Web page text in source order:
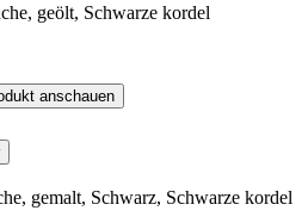
geölt, Schwarze kordel
anschauen
gemalt, Schwarz, Schwarze kordel